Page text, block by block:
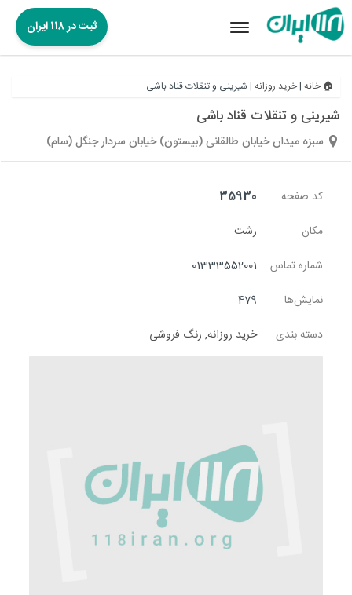
Toggle
ثبت در ۱۱۸ ایران
🏠 خانه |خرید روزانه | شیرینی و تنقلات قناد باشی
شیرینی و تنقلات قناد باشی
سبزه میدان خیابان طالقانی (بیستون) خیابان سردار جنگل (سام)
کد صفحه
35930
مکان
رشت
شماره تماس
01333552001
نمایش‌ها
479
دسته بندی
خرید روزانه, رنگ فروشی